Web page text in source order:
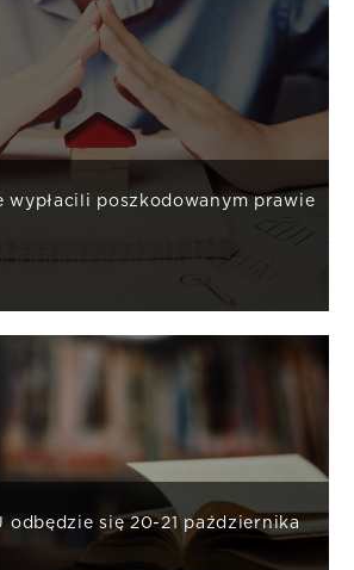
wypłacili poszkodowanym prawie
odbędzie się 20-21 października